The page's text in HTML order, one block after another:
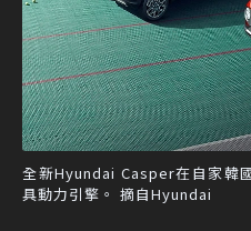
全新Hyundai Casper在自家韓
具動力引擎。 摘自Hyundai